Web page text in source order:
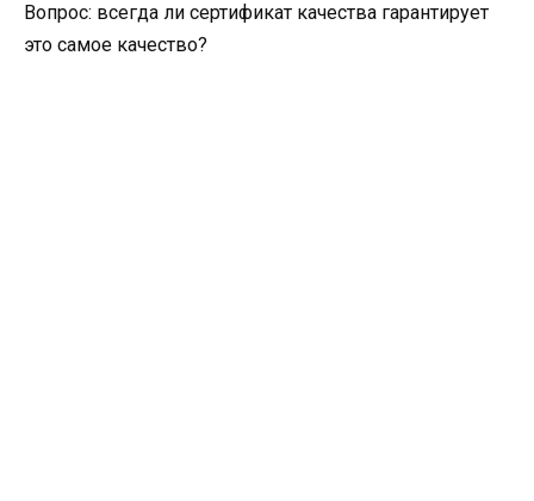
Вопрос: всегда ли сертификат качества гарантирует
это самое качество?